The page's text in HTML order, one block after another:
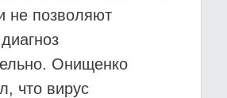
не позволяют
Онищенко
что вирус